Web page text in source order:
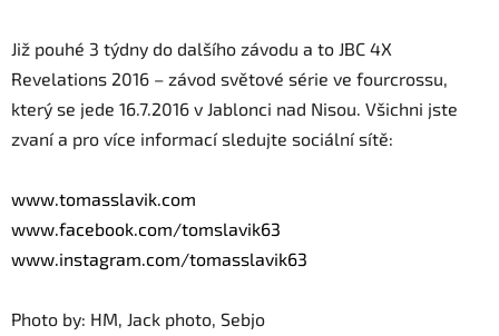
Již pouhé 3 týdny do dalšího závodu a to JBC 4X
Revelations 2016 – závod světové série ve fourcrossu,
který se jede 16.7.2016 v Jablonci nad Nisou. Všichni jste
zvaní a pro více informací sledujte sociální sítě:
www.tomasslavik.com
www.facebook.com/tomslavik63
www.instagram.com/tomasslavik63
Photo by: HM, Jack photo, Sebjo